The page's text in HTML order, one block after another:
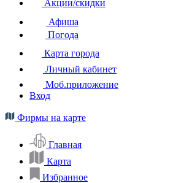
Акции/скидки
Афиша
Погода
Карта города
Личный кабинет
Моб.приложение
Вход
Фирмы на карте
Главная
Карта
Избранное